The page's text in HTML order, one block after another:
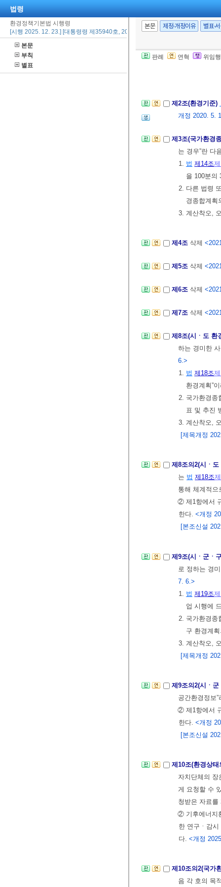
법령
환경정책기본법 시행령
[시행 2025. 12. 23.] [대통령령 제35940호, 2025. 12. 23., 타법개정]
본문
부칙
별표
본문 제정·개정이유 별표·
판례 연혁 위임
제2조(환경기준)
개정 2020. 5.
제3조(국가환경
는 경우”란 다
1. 법 제14조
을 100분의
2. 다른 법령
경종합계획
3. 계산착오,
제4조 삭제
제5조 삭제
제6조 삭제
제7조 삭제
제8조(시ㆍ도 환
하는 경미한
6.>
1. 법 제18조
환경계획”
2. 국가환경종
표 및 추진
3. 계산착오,
[제목개정
제8조의2(시ㆍ
는 법 제18조
통해 체계적으
② 제1항에서
한다. <개정
[본조신설
제9조(시ㆍ군ㆍ
로 정하는 경
7. 6.>
1. 법 제19조
업 시행에
2. 국가환경종
구 환경계
3. 계산착오,
[제목개정
제9조의2(시ㆍ
공간환경정보
② 제1항에서
한다. <개정
[본조신설
제10조(환경상
자치단체의
게 요청할 수
청받은 자료를
② 기후에너지
한 연구ㆍ감
다. <개정
제10조의2(국가
음 각 호의 목